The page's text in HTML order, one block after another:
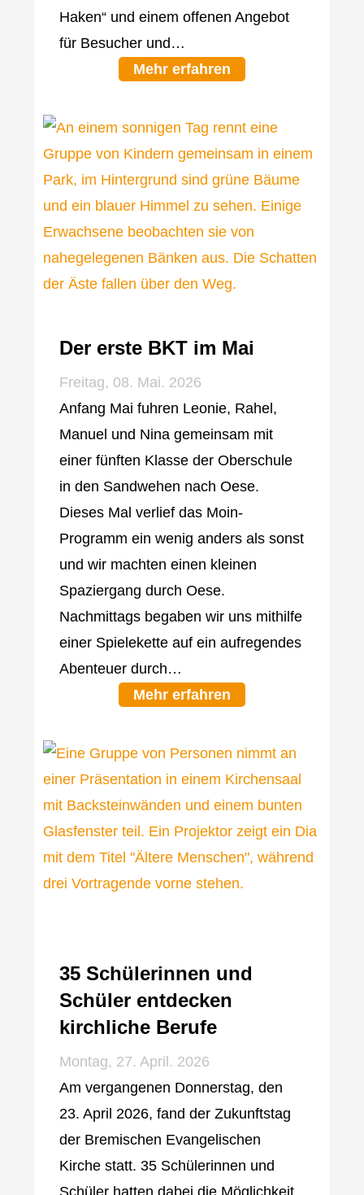
Haken“ und einem offenen Angebot
für Besucher und…
Mehr erfahren
Der erste BKT im Mai
Freitag, 08. Mai. 2026
Anfang Mai fuhren Leonie, Rahel,
Manuel und Nina gemeinsam mit
einer fünften Klasse der Oberschule
in den Sandwehen nach Oese.
Dieses Mal verlief das Moin-
Programm ein wenig anders als sonst
und wir machten einen kleinen
Spaziergang durch Oese.
Nachmittags begaben wir uns mithilfe
einer Spielekette auf ein aufregendes
Abenteuer durch…
Mehr erfahren
35 Schülerinnen und
Schüler entdecken
kirchliche Berufe
Montag, 27. April. 2026
Am vergangenen Donnerstag, den
23. April 2026, fand der Zukunftstag
der Bremischen Evangelischen
Kirche statt. 35 Schülerinnen und
Schüler hatten dabei die Möglichkeit,